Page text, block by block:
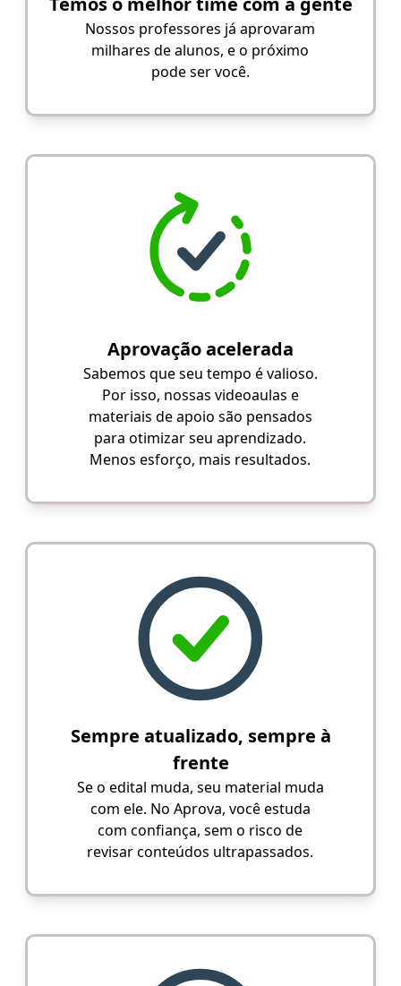
Nossos professores já aprovaram
milhares de alunos, e o próximo
pode ser você.
Aprovação acelerada
Sabemos que seu tempo é valioso.
Por isso, nossas videoaulas e
materiais de apoio são pensados
para otimizar seu aprendizado.
Menos esforço, mais resultados.
Sempre atualizado, sempre à
frente
Se o edital muda, seu material muda
com ele. No Aprova, você estuda
com confiança, sem o risco de
revisar conteúdos ultrapassados.